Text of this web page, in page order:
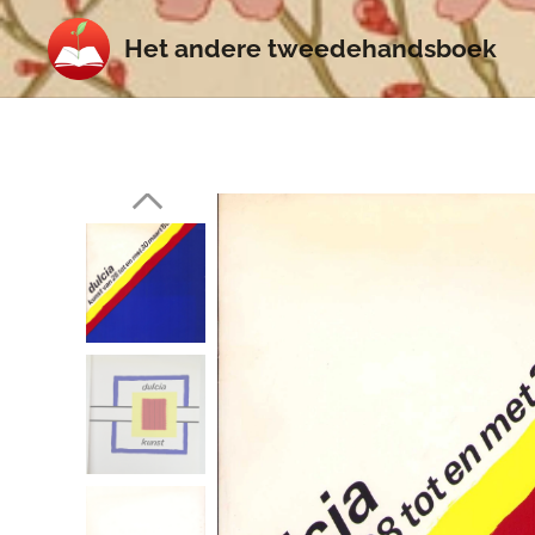
Het andere tweedehandsboek